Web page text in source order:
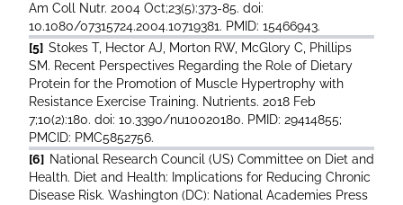
Am Coll Nutr. 2004 Oct;23(5):373-85. doi:
10.1080/07315724.2004.10719381. PMID: 15466943.
[5] Stokes T, Hector AJ, Morton RW, McGlory C, Phillips
SM. Recent Perspectives Regarding the Role of Dietary
Protein for the Promotion of Muscle Hypertrophy with
Resistance Exercise Training. Nutrients. 2018 Feb
7;10(2):180. doi: 10.3390/nu10020180. PMID: 29414855;
PMCID: PMC5852756.
[6] National Research Council (US) Committee on Diet and
Health. Diet and Health: Implications for Reducing Chronic
Disease Risk. Washington (DC): National Academies Press